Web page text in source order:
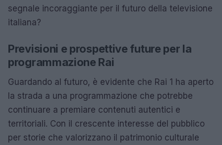
segnale incoraggiante per il futuro della televisione
italiana?
Previsioni e prospettive future per la
programmazione Rai
Guardando al futuro, è evidente che Rai 1 ha aperto
la strada a una programmazione che potrebbe
continuare a premiare contenuti autentici e
territoriali. Con il crescente interesse del pubblico
per storie che valorizzano il patrimonio culturale